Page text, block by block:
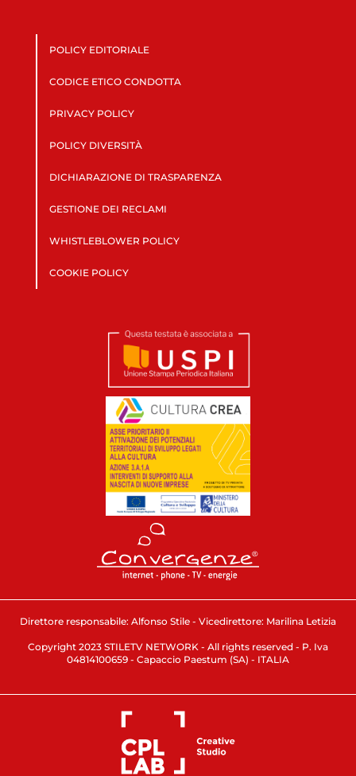
POLICY EDITORIALE
CODICE ETICO CONDOTTA
PRIVACY POLICY
POLICY DIVERSITÀ
DICHIARAZIONE DI TRASPARENZA
GESTIONE DEI RECLAMI
WHISTLEBLOWER POLICY
COOKIE POLICY
Direttore responsabile: Alfonso Stile - Vicedirettore: Marilina Letizia
Copyright 2023 STILETV NETWORK - All rights reserved - P. Iva
04814100659 - Capaccio Paestum (SA) - ITALIA